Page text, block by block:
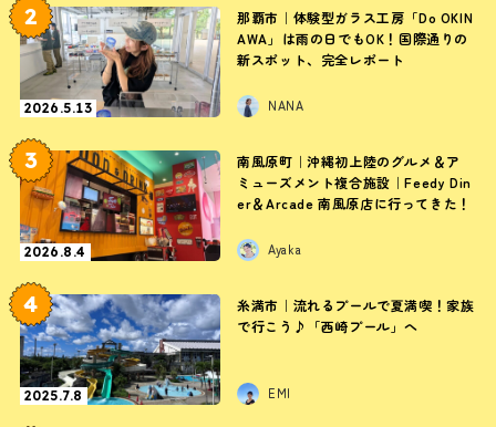
2
2026.5.13
那覇市｜体験型ガラス工房「Do OKIN
AWA」は雨の日でもOK！国際通りの
新スポット、完全レポート
NANA
3
2026.8.4
南風原町｜沖縄初上陸のグルメ＆ア
ミューズメント複合施設｜Feedy Din
er＆Arcade 南風原店に行ってきた！
Ayaka
4
2025.7.8
糸満市｜流れるプールで夏満喫！家族
で行こう♪「西崎プール」へ
EMI